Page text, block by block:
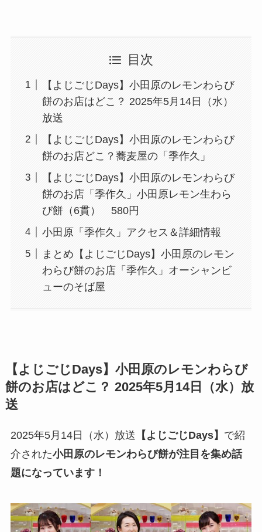
目次
【よじごじDays】小田原のレモンわらび
餅のお店はどこ？ 2025年5月14日（水）
放送
【よじごじDays】小田原のレモンわらび
餅のお店どこ？蕎麦屋の「季作久」
【よじごじDays】小田原のレモンわらび
餅のお店「季作久」小田原レモン生わら
び餅（6貫） 580円
小田原「季作久」アクセス＆詳細情報
まとめ【よじごじDays】小田原のレモン
わらび餅のお店「季作久」オーシャンビ
ューのそば屋
【 よじごじDays】 小田原のレモンわらび
餅のお店はどこ？ 2025年5月14日（水）放
送
2025年5月14日（水）放送 【 よじごじDays】 で紹
介された小田原のレモンわらび餅が注目を集め話
題になっています！